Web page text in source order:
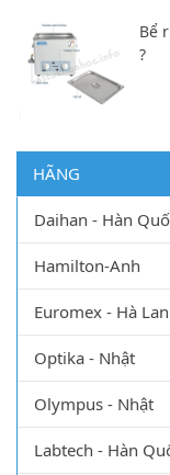
Bể
?
HÃNG
Daihan - Hàn
Hamilton-Anh
Euromex - Hà Lan
Optika - Nhật
Olympus - Nhật
Labtech - Hàn